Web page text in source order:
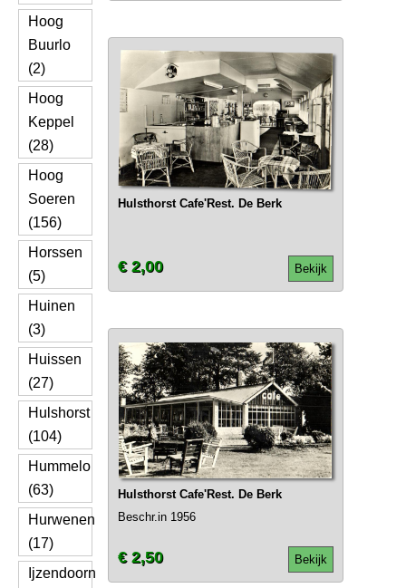
Hoog
Buurlo
(2)
Hoog
Keppel
(28)
Hoog
Soeren
(156)
Horssen
(5)
Huinen
(3)
Huissen
(27)
Hulshorst
(104)
Hummelo
(63)
Hurwenen
(17)
Ijzendoorn
Hulsthorst Cafe'Rest. De Berk
Bekijk
€ 2,00
Hulsthorst Cafe'Rest. De Berk
Beschr.in 1956
Bekijk
€ 2,50